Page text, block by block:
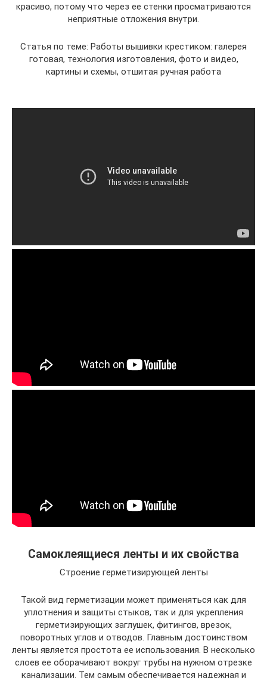
красиво, потому что через ее стенки просматриваются
неприятные отложения внутри.
Статья по теме: Работы вышивки крестиком: галерея
готовая, технология изготовления, фото и видео,
картины и схемы, отшитая ручная работа
Самоклеящиеся ленты и их свойства
Строение герметизирующей ленты
Такой вид герметизации может применяться как для
уплотнения и защиты стыков, так и для укрепления
герметизирующих заглушек, фитингов, врезок,
поворотных углов и отводов. Главным достоинством
ленты является простота ее использования. В несколько
слоев ее оборачивают вокруг трубы на нужном отрезке
канализации. Тем самым обеспечивается надежная и